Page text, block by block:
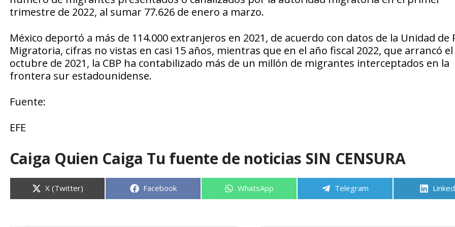
trimestre de 2022, al sumar 77.626 de enero a marzo.
México deportó a más de 114.000 extranjeros en 2021, de acuerdo con datos de la Unidad de
Migratoria, cifras no vistas en casi 15 años, mientras que en el año fiscal 2022, que arrancó el
octubre de 2021, la CBP ha contabilizado más de un millón de migrantes interceptados en la
frontera sur estadounidense.
Fuente:
EFE
Caiga Quien Caiga Tu fuente de noticias SIN CENSURA
Compartir
en
X (Twitter) Compartir
Facebook Compartir
WhatsApp Compartir
Telegram